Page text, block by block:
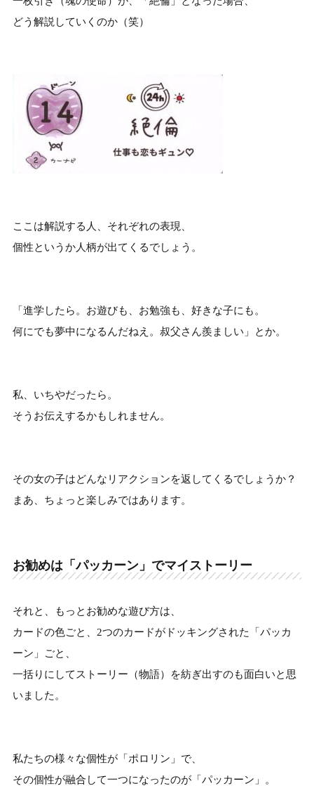
どう解説していくのか（笑）
ここは解説する人、それぞれの表現、
個性というか人柄が出てくるでしょう。
「進学したら。お遊びも、お勉強も、好きな子にも。
何にでも夢中になるんだねえ。叔父さん羨ましい」とか。
私、いちやだったら。
そうお伝えするかもしれません。
その女の子はどんなリアクションを返してくるでしょうか？
まあ、ちょっと楽しみではあります。
お勧めは「パッカーン」でマイストーリー
それと、もっとお勧めな遊び方は、
カードの色ごと、2つのカードがドッキングされた「パッカ
ーン」ごと、
一括りにしてストーリー（物語）を紡ぎ出すのも面白いと思
いました。
私たちの様々な個性が「ポロリン」で、
その個性が融合して一つになったのが「パッカーン」。